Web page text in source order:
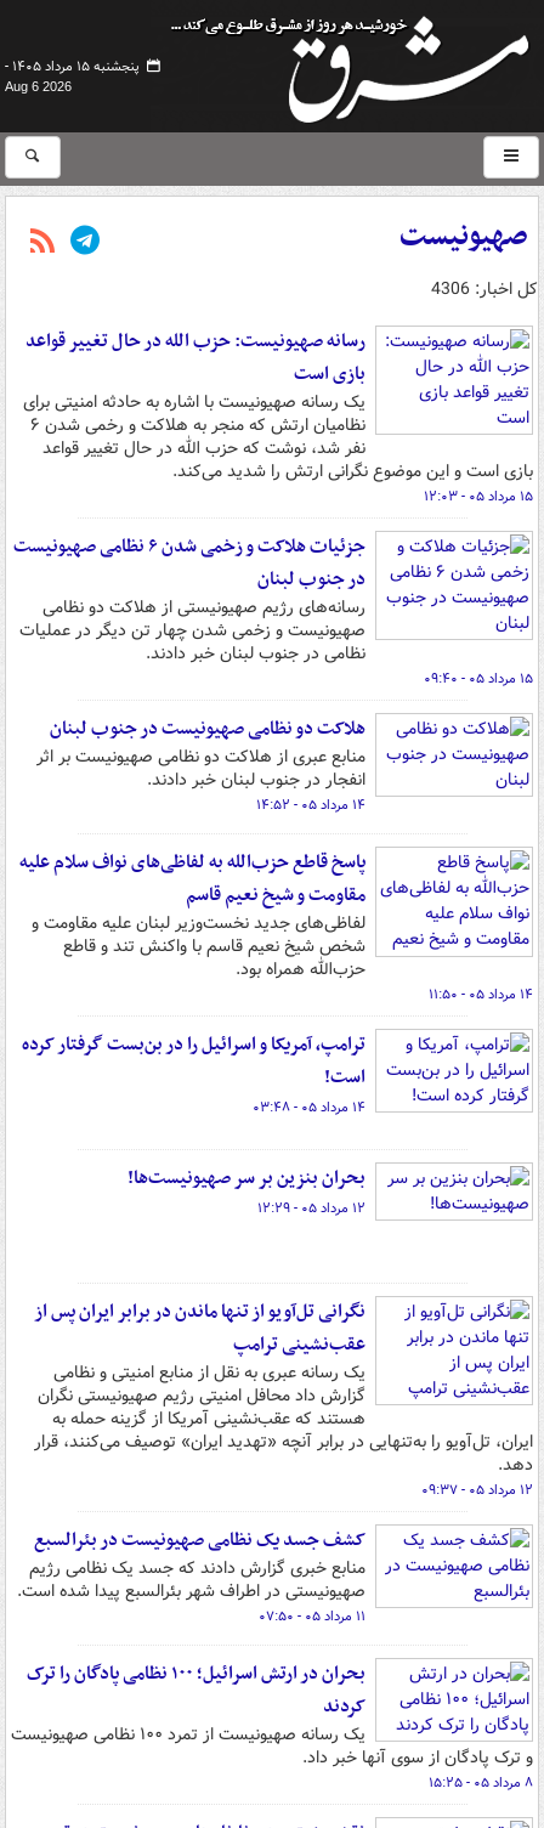
پنجشنبه ۱۵ مرداد ۱۴۰۵ -
Aug 6 2026
صهیونیست
کل اخبار: 4306
رسانه صهیونیست: حزب الله در حال تغییر قواعد
بازی است
یک رسانه صهیونیست با اشاره به حادثه امنیتی برای
نظامیان ارتش که منجر به هلاکت و رخمی شدن ۶
نفر شد، نوشت که حزب الله در حال تغییر قواعد
بازی است و این موضوع نگرانی ارتش را شدید می‌کند.
۱۵ مرداد ۰۵ - ۱۲:۰۳
جزئیات هلاکت و زخمی شدن ۶ نظامی صهیونیست
در جنوب لبنان
رسانه‌های رژیم صهیونیستی از هلاکت دو نظامی
صهیونیست و زخمی شدن چهار تن دیگر در عملیات
نظامی در جنوب لبنان خبر دادند.
۱۵ مرداد ۰۵ - ۰۹:۴۰
هلاکت دو نظامی صهیونیست در جنوب لبنان
منابع عبری از هلاکت دو نظامی صهیونیست بر اثر
انفجار در جنوب لبنان خبر دادند.
۱۴ مرداد ۰۵ - ۱۴:۵۲
پاسخ قاطع حزب‌الله به لفاظی‌های نواف سلام علیه
مقاومت و شیخ نعیم قاسم
لفاظی‌های جدید نخست‌وزیر لبنان علیه مقاومت و
شخص شیخ نعیم قاسم با واکنش تند و قاطع
حزب‌الله همراه بود.
۱۴ مرداد ۰۵ - ۱۱:۵۰
ترامپ، آمریکا و اسرائیل را در بن‌بست گرفتار کرده
است!
۱۴ مرداد ۰۵ - ۰۳:۴۸
بحران بنزین بر سر صهیونیست‌ها!
۱۲ مرداد ۰۵ - ۱۲:۲۹
نگرانی تل‌آویو از تنها ماندن در برابر ایران پس از
عقب‌نشینی ترامپ
یک رسانه عبری به نقل از منابع امنیتی و نظامی
گزارش داد محافل امنیتی رژیم صهیونیستی نگران
هستند که عقب‌نشینی آمریکا از گزینه حمله به
ایران، تل‌آویو را به‌تنهایی در برابر آنچه «تهدید ایران» توصیف می‌کنند، قرار
دهد.
۱۲ مرداد ۰۵ - ۰۹:۳۷
کشف جسد یک نظامی صهیونیست در بئرالسبع
منابع خبری گزارش دادند که جسد یک نظامی رژیم
صهیونیستی در اطراف شهر بئرالسبع پیدا شده است.
۱۱ مرداد ۰۵ - ۰۷:۵۰
بحران در ارتش اسرائیل؛ ۱۰۰ نظامی پادگان را ترک
کردند
یک رسانه صهیونیست از تمرد ۱۰۰ نظامی صهیونیست
و ترک پادگان از سوی آنها خبر داد.
۸ مرداد ۰۵ - ۱۵:۲۵